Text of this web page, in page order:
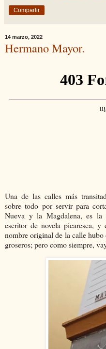
Compartir
14 marzo, 2022
Hermano Mayor.
Una de las calles más
sobre todo por servir para
Nueva y la Magdalena, es la
escritor de novela picaresca, y
nombre original de la calle hubo
groseros; pero como siempre,